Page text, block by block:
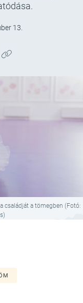
13.
családját a tömegben (Fotó: